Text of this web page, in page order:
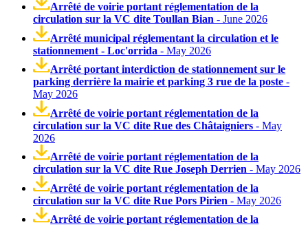
Arrêté de voirie portant réglementation de la
circulation sur la VC dite Toullan Bian - June 2026
Arrêté municipal réglementant la circulation et le
stationnement - Loc'orrida - May 2026
Arrêté portant interdiction de stationnement sur le
parking derrière la mairie et parking 3 rue de la poste -
May 2026
Arrêté de voirie portant réglementation de la
circulation sur la VC dite Rue des Châtaigniers - May
2026
Arrêté de voirie portant réglementation de la
circulation sur la VC dite Rue Joseph Derrien - May 2026
Arrêté de voirie portant réglementation de la
circulation sur la VC dite Rue Pors Pirien - May 2026
Arrêté de voirie portant réglementation de la